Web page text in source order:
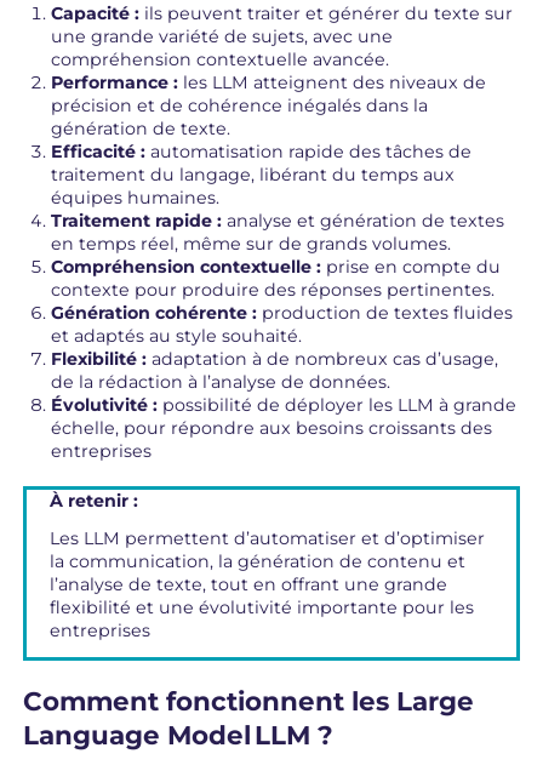
Capacité :ils peuvent traiter et générer du texte sur
une grande variété de sujets, avec une
compréhension contextuelle avancée.
Performance :les LLM atteignent des niveaux de
précision et de cohérence inégalés dans la
génération de texte.
Efficacité :automatisation rapide des tâches de
traitement du langage, libérant du temps aux
équipes humaines.
Traitement rapide :analyse et génération de textes
en temps réel, même sur de grands volumes.
Compréhension contextuelle :prise en compte du
contexte pour produire des réponses pertinentes.
Génération cohérente :production de textes fluides
et adaptés au style souhaité.
Flexibilité :adaptation à de nombreux cas d’usage,
de la rédaction à l’analyse de données.
Évolutivité :possibilité de déployer les LLM à grande
échelle, pour répondre aux besoins croissants des
entreprises
À retenir :
Les LLM permettent d’automatiser et d’optimiser
la communication, la génération de contenu et
l’analyse de texte, tout en offrant une grande
flexibilité et une évolutivité importante pour les
entreprises
Comment fonctionnent les Large
Language Model LLM ?